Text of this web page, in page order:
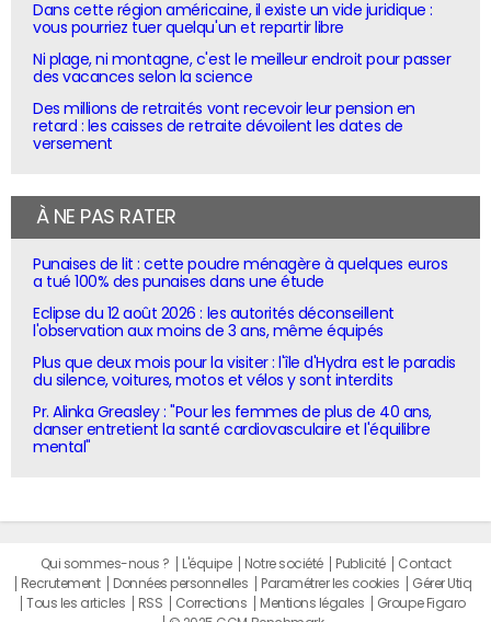
Dans cette région américaine, il existe un vide juridique :
vous pourriez tuer quelqu'un et repartir libre
Ni plage, ni montagne, c'est le meilleur endroit pour passer
des vacances selon la science
Des millions de retraités vont recevoir leur pension en
retard : les caisses de retraite dévoilent les dates de
versement
À NE PAS RATER
Punaises de lit : cette poudre ménagère à quelques euros
a tué 100% des punaises dans une étude
Eclipse du 12 août 2026 : les autorités déconseillent
l'observation aux moins de 3 ans, même équipés
Plus que deux mois pour la visiter : l'île d'Hydra est le paradis
du silence, voitures, motos et vélos y sont interdits
Pr. Alinka Greasley : "Pour les femmes de plus de 40 ans,
danser entretient la santé cardiovasculaire et l'équilibre
mental"
Qui sommes-nous ? L'équipe Notre société Publicité
Contact
Recrutement
Données personnelles Paramétrer les cookies
Gérer Utiq
Tous les articles
RSS Corrections Mentions légales
Groupe Figaro